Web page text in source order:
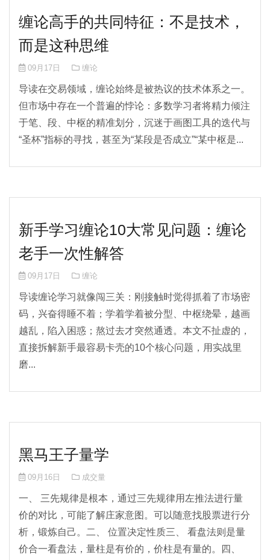
缠论高手的共同特征：不是技术，
而是这种思维
09月17日 缠论
导读在交易领域，缠论始终是被热议的技术体系之一。
但市场中存在一个普遍的悖论：多数学习者将精力倾注
于笔、段、中枢的精准划分，沉迷于画图工具的迭代与
“圣杯”指标的寻找，甚至为“某段是否成立”“某中枢是...
新手学习缠论10大常见问题：缠论
老手一次性解答
09月17日 缠论
导读缠论学习就像闯三关：刚接触时觉得抓着了市场密
码，兴奋得睡不着；学着学着被分型、中枢绕晕，越画
越乱，陷入困惑；熬过去才突然通透。本文不扯虚的，
直接拆解新手最容易卡壳的10个核心问题，用实战里
磨...
黑马王子量学
09月16日 成交量
一、 三先规律是根本，通过三先规律用左推法进行量
价的对比，可能了解庄家意图。可以随意找股票进行分
析，锻炼自己。二、 位置决定性质三、 看盘法则是量
价合一看盘法，量柱是有价的，价柱是有量的。四、